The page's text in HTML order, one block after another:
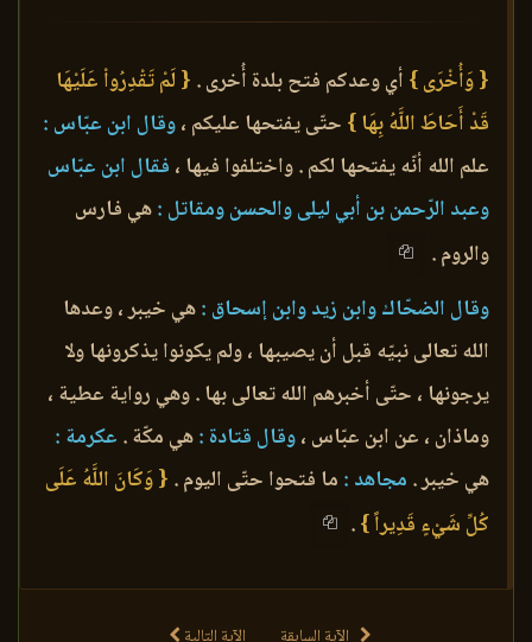
{ وَأُخْرَى } أي وعدكم فتح بلدة أُخرى . { لَمْ تَقْدِرُواْ عَلَيْهَا
قَدْ أَحَاطَ اللَّهُ بِهَا } حتّى يفتحها عليكم ،وقال ابن عبّاس :
علم الله أنّه يفتحها لكم . واختلفوا فيها ، فقال ابن عبّاس
وعبد الرّحمن بن أبي ليلى والحسن ومقاتل :هي فارس
والروم .
وقال الضحّاك وابن زيد وابن إسحاق :هي خيبر ، وعدها
الله تعالى نبيّه قبل أن يصيبها ، ولم يكونوا يذكرونها ولا
يرجونها ، حتّى أخبرهم الله تعالى بها . وهي رواية عطية ،
وماذان ، عن ابن عبّاس ،وقال قتادة :هي مكّة . عكرمة :
هي خيبر . مجاهد : ما فتحوا حتّى اليوم . { وَكَانَ اللَّهُ عَلَى
كُلِّ شَيْءٍ قَدِيراً }.